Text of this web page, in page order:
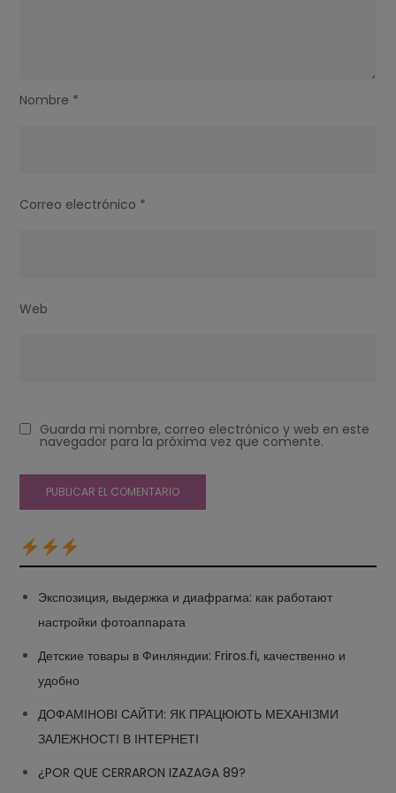
Nombre *
Correo electrónico *
Web
Guarda mi nombre, correo electrónico y web en este
navegador para la próxima vez que comente.
Экспозиция, выдержка и диафрагма: как работают
настройки фотоаппарата
Детские товары в Финляндии: Friros.fi, качественно и
удобно
ДОФАМІНОВІ САЙТИ: ЯК ПРАЦЮЮТЬ МЕХАНІЗМИ
ЗАЛЕЖНОСТІ В ІНТЕРНЕТІ
¿POR QUE CERRARON IZAZAGA 89?